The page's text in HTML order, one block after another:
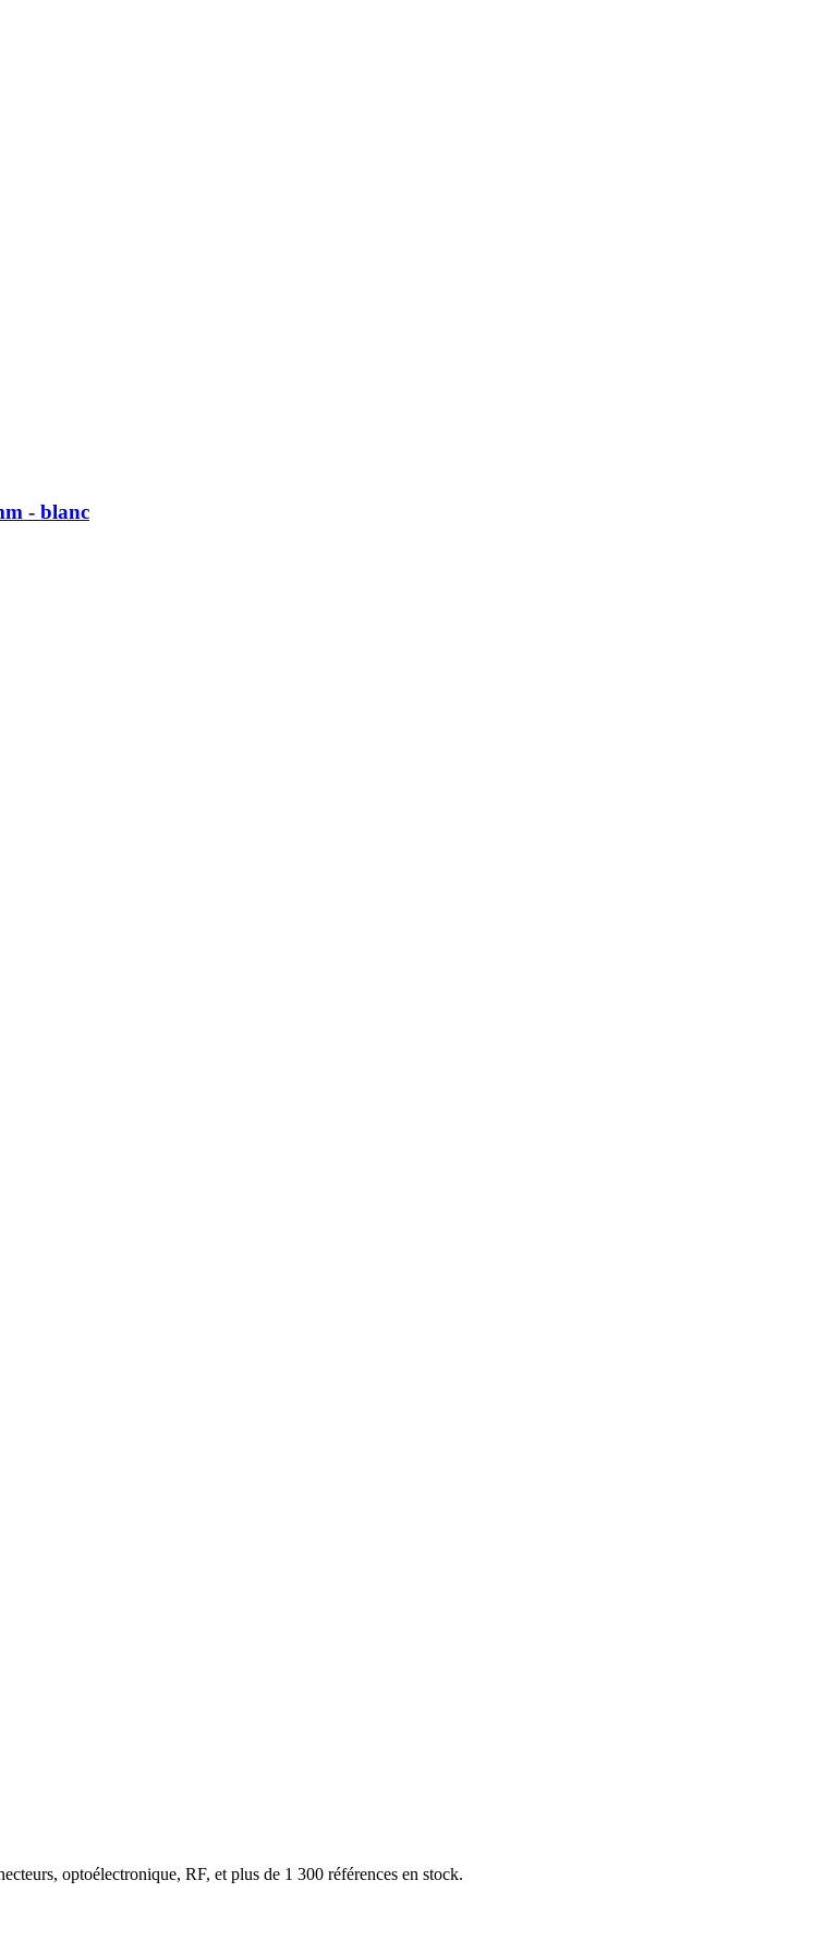
- blanc
optoélectronique, RF, et plus de 1 300 références en stock.